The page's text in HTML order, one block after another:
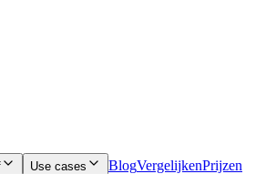
Use cases BlogVergelijkenPrijzen